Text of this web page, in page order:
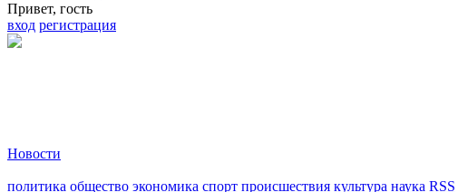
Привет, гость
вход регистрация
Новости
политика общество экономика спорт происшествия культура наука RSS